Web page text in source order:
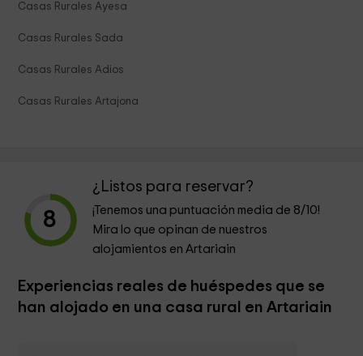
Casas Rurales Ayesa
Casas Rurales Sada
Casas Rurales Adios
Casas Rurales Artajona
8
¿Listos para reservar?
¡Tenemos una puntuación media de 8/10!
Mira lo que opinan de nuestros
alojamientos en Artariain
Experiencias reales de huéspedes que se
han alojado en una casa rural en Artariain